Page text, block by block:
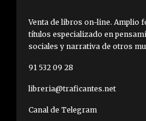
Venta de libros on-line. Amplio
títulos especializado en
sociales y narrativa de otros
91 532 09 28
libreria@traficantes.net
Canal de Telegram